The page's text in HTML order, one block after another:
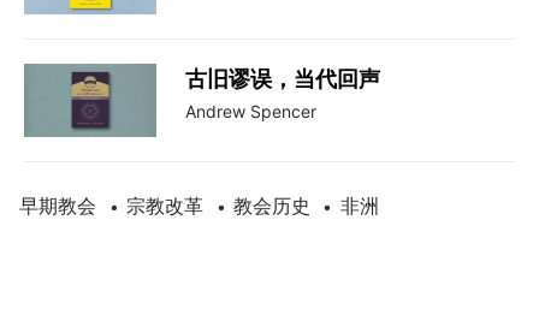
古旧谬误，当代回声
Andrew Spencer
早期教会 • 宗教改革 • 教会历史 • 非洲